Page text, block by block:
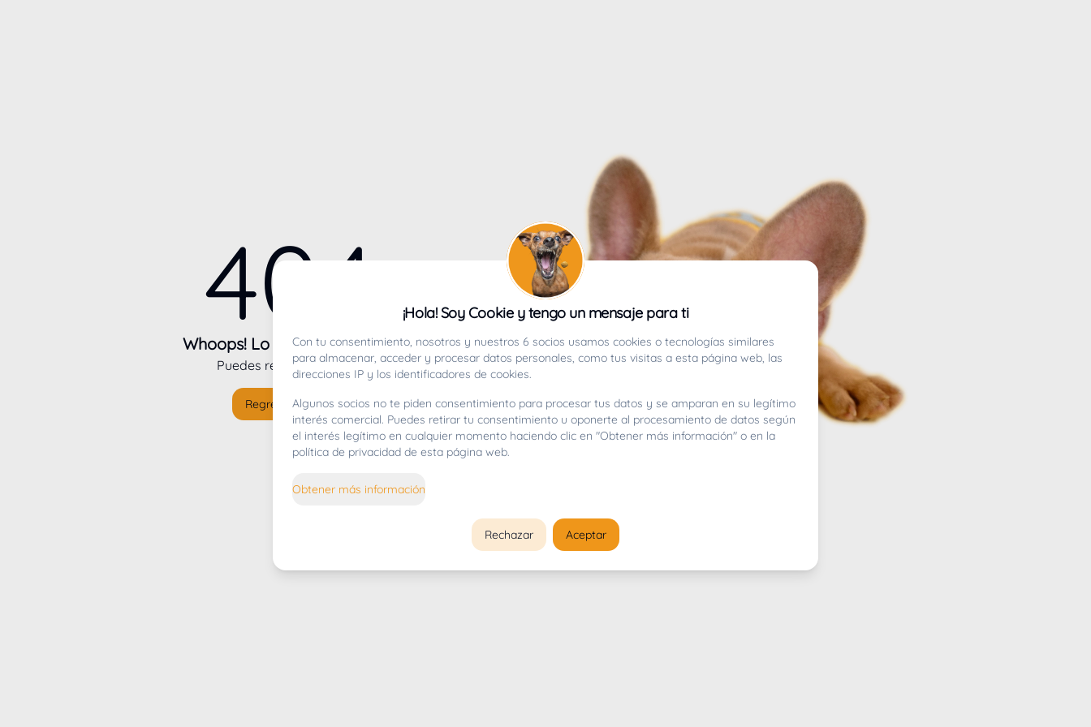
404
Whoops! Lo sentimos mucho.
Puedes regresar alinicio
Regresar al inicio
¡Hola! Soy Cookie y tengo un mensaje para ti
Con tu consentimiento, nosotros y nuestros 6 socios usamos cookies o tecnologías similares
para almacenar, acceder y procesar datos personales, como tus visitas a esta página web, las
direcciones IP y los identificadores de cookies.
Algunos socios no te piden consentimiento para procesar tus datos y se amparan en su legítimo
interés comercial. Puedes retirar tu consentimiento u oponerte al procesamiento de datos según
el interés legítimo en cualquier momento haciendo clic en "Obtener más información" o en la
política de privacidad de esta página web.
Obtener más información
Rechazar Aceptar